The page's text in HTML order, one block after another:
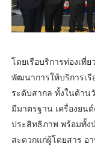
โดยเรือบริการท่องเที่ยว
พัฒนาการให้บริการเ
ระดับสากล ทั้งในด้าน
มีมาตรฐาน เครื่องยน
ประสิทธิภาพ พร้อมทั้ง
สะดวกแก่ผู้โดยสาร อ